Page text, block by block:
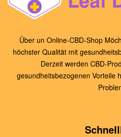
Über un Online-CBD-Shop
höchster Qualität mit
Derzeit werden CBD-
gesundheitsbezogenen Vorteile